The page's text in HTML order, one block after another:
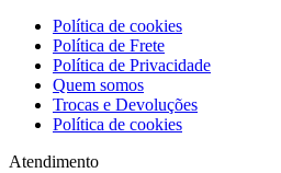
Política de cookies
Política de Frete
Política de Privacidade
Quem somos
Trocas e Devoluções
Política de cookies
Atendimento